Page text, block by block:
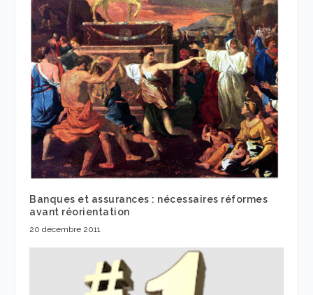
Banques et assurances : nécessaires réformes
avant réorientation
20 décembre 2011